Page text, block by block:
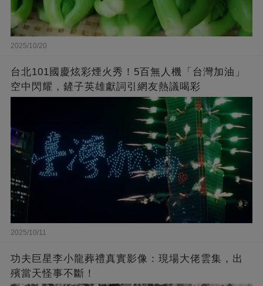
2025/10/20
台北101國慶炫彩煙火秀！5百無人機「台灣加油」
空中閃耀，鏟子英雄獻詞引網友熱議喝彩
2025/10/11
功夫巨星李小龍葬禮真實影像：現場大佬雲集，出
殯當天怪事不斷！